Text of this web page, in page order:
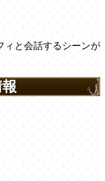
ィと会話するシーンが